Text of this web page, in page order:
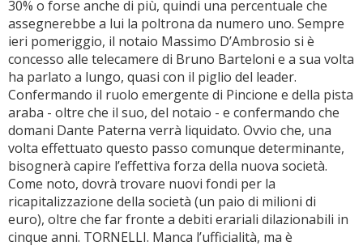
30% o forse anche di più, quindi una percentuale che
assegnerebbe a lui la poltrona da numero uno. Sempre
ieri pomeriggio, il notaio Massimo D’Ambrosio si è
concesso alle telecamere di Bruno Barteloni e a sua volta
ha parlato a lungo, quasi con il piglio del leader.
Confermando il ruolo emergente di Pincione e della pista
araba - oltre che il suo, del notaio - e confermando che
domani Dante Paterna verrà liquidato. Ovvio che, una
volta effettuato questo passo comunque determinante,
bisognerà capire l’effettiva forza della nuova società.
Come noto, dovrà trovare nuovi fondi per la
ricapitalizzazione della società (un paio di milioni di
euro), oltre che far fronte a debiti erariali dilazionabili in
cinque anni. TORNELLI. Manca l’ufficialità, ma è